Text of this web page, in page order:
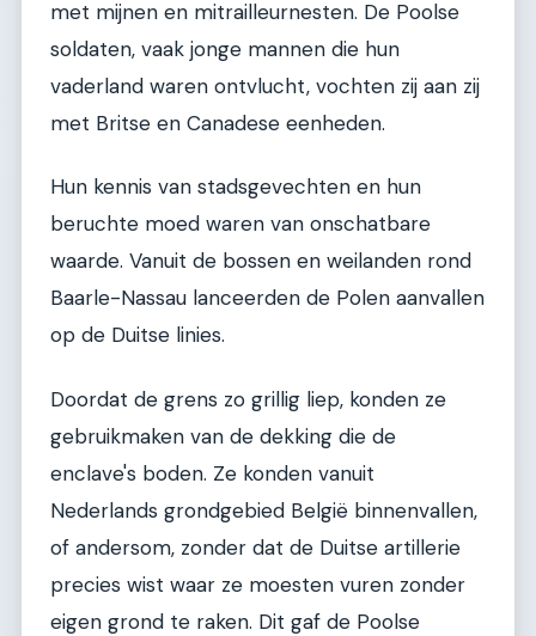
met mijnen en mitrailleurnesten. De Poolse
soldaten, vaak jonge mannen die hun
vaderland waren ontvlucht, vochten zij aan zij
met Britse en Canadese eenheden.
Hun kennis van stadsgevechten en hun
beruchte moed waren van onschatbare
waarde. Vanuit de bossen en weilanden rond
Baarle-Nassau lanceerden de Polen aanvallen
op de Duitse linies.
Doordat de grens zo grillig liep, konden ze
gebruikmaken van de dekking die de
enclave's boden. Ze konden vanuit
Nederlands grondgebied België binnenvallen,
of andersom, zonder dat de Duitse artillerie
precies wist waar ze moesten vuren zonder
eigen grond te raken. Dit gaf de Poolse